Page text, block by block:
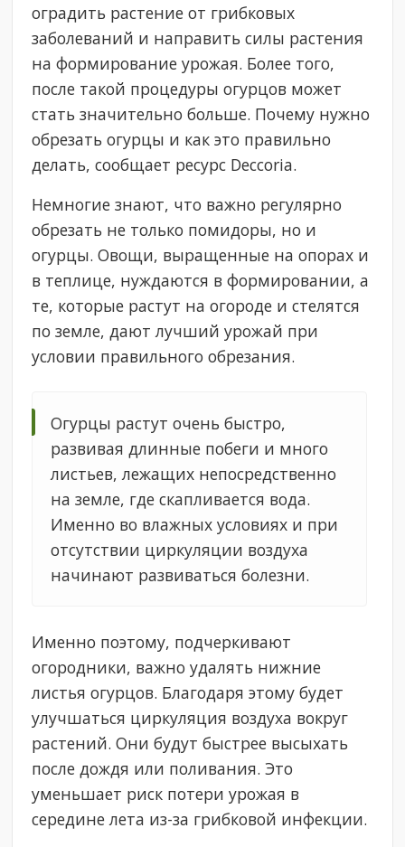
оградить растение от грибковых
заболеваний и направить силы растения
на формирование урожая. Более того,
после такой процедуры огурцов может
стать значительно больше. Почему нужно
обрезать огурцы и как это правильно
делать, сообщает ресурс Deccoria.
Немногие знают, что важно регулярно
обрезать не только помидоры, но и
огурцы. Овощи, выращенные на опорах и
в теплице, нуждаются в формировании, а
те, которые растут на огороде и стелятся
по земле, дают лучший урожай при
условии правильного обрезания.
Огурцы растут очень быстро,
развивая длинные побеги и много
листьев, лежащих непосредственно
на земле, где скапливается вода.
Именно во влажных условиях и при
отсутствии циркуляции воздуха
начинают развиваться болезни.
Именно поэтому, подчеркивают
огородники, важно удалять нижние
листья огурцов. Благодаря этому будет
улучшаться циркуляция воздуха вокруг
растений. Они будут быстрее высыхать
после дождя или поливания. Это
уменьшает риск потери урожая в
середине лета из-за грибковой инфекции.